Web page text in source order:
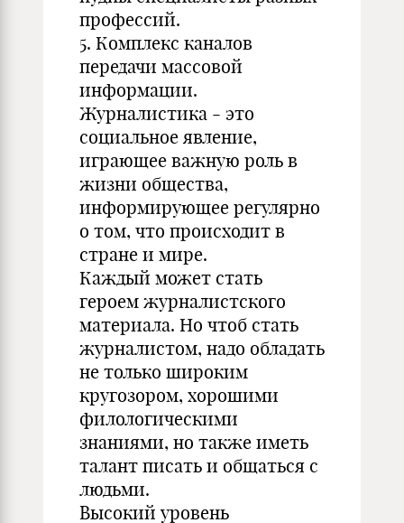
профессий.
5. Комплекс каналов
передачи массовой
информации.
Журналистика - это
социальное явление,
играющее важную роль в
жизни общества,
информирующее регулярно
о том, что происходит в
стране и мире.
Каждый может стать
героем журналистского
материала. Но чтоб стать
журналистом, надо обладать
не только широким
кругозором, хорошими
филологическими
знаниями, но также иметь
талант писать и общаться с
людьми.
Высокий уровень